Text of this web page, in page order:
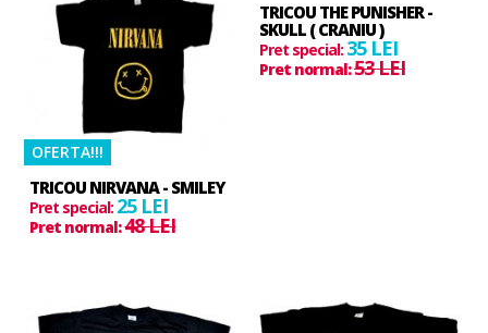
HOT
OFERTA!!!
TRICOU NIRVANA - SMILEY
Pret special: 25 LEI
Pret normal:48 LEI
TRICOU THE PUNISHER -
SKULL ( CRANIU )
Pret special: 35 LEI
Pret normal:53 LEI